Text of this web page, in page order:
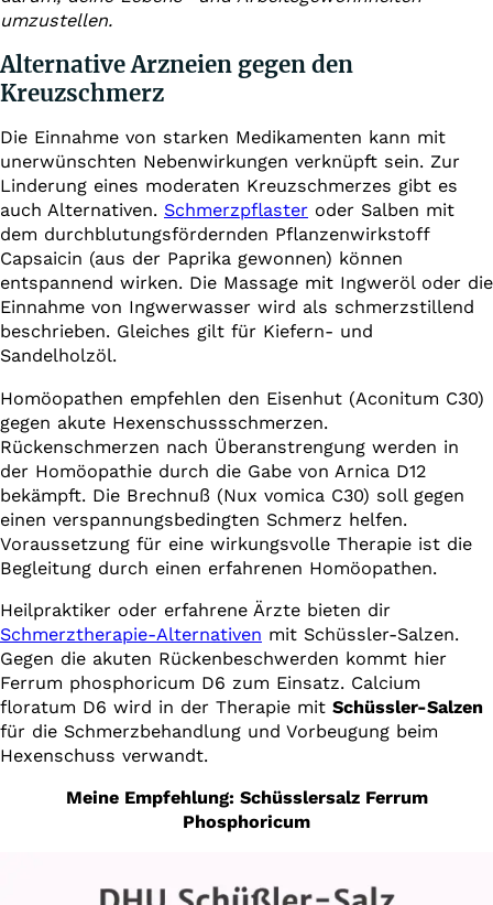
umzustellen.
Alternative Arzneien gegen den
Kreuzschmerz
Die Einnahme von starken Medikamenten kann mit
unerwünschten Nebenwirkungen verknüpft sein. Zur
Linderung eines moderaten Kreuzschmerzes gibt es
auch Alternativen. Schmerzpflaster oder Salben mit
dem durchblutungsfördernden Pflanzenwirkstoff
Capsaicin (aus der Paprika gewonnen) können
entspannend wirken. Die Massage mit Ingweröl oder die
Einnahme von Ingwerwasser wird als schmerzstillend
beschrieben. Gleiches gilt für Kiefern- und
Sandelholzöl.
Homöopathen empfehlen den Eisenhut (Aconitum C30)
gegen akute Hexenschussschmerzen.
Rückenschmerzen nach Überanstrengung werden in
der Homöopathie durch die Gabe von Arnica D12
bekämpft. Die Brechnuß (Nux vomica C30) soll gegen
einen verspannungsbedingten Schmerz helfen.
Voraussetzung für eine wirkungsvolle Therapie ist die
Begleitung durch einen erfahrenen Homöopathen.
Heilpraktiker oder erfahrene Ärzte bieten dir
Schmerztherapie-Alternativen mit Schüssler-Salzen.
Gegen die akuten Rückenbeschwerden kommt hier
Ferrum phosphoricum D6 zum Einsatz. Calcium
floratum D6 wird in der Therapie mit Schüssler-Salzen
für die Schmerzbehandlung und Vorbeugung beim
Hexenschuss verwandt.
Meine Empfehlung: Schüsslersalz Ferrum
Phosphoricum